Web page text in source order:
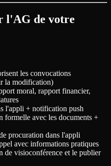
l'AG de votre
les convocations
la modification)
moral, rapport financier,
l'appli + notification push
formelle avec les documents +
procuration dans l'appli
avec informations pratiques
de visioconférence et le publier